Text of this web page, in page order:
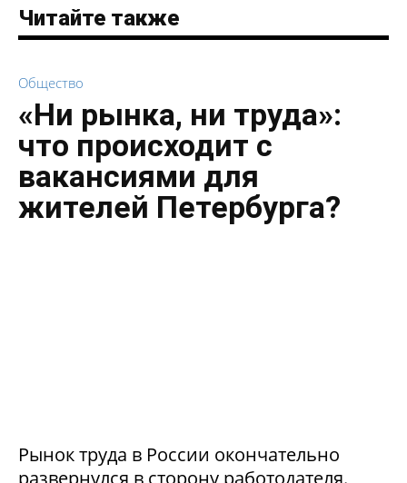
Читайте также
Общество
«Ни рынка, ни труда»:
что происходит с
вакансиями для
жителей Петербурга?
Рынок труда в России окончательно
развернулся в сторону работодателя.